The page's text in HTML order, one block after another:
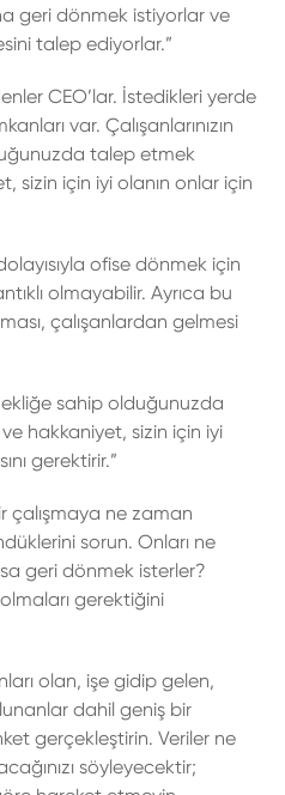
geri dönmek istiyorlar ve
talep ediyorlar.”
CEO’lar. İstedikleri yerde
var. Çalışanlarınızın
talep etmek
sizin için iyi olanın onlar için
ofise dönmek için
olmayabilir. Ayrıca bu
çalışanlardan gelmesi
sahip olduğunuzda
hakkaniyet, sizin için iyi
gerektirir.”
çalışmaya ne zaman
sorun. Onları ne
geri dönmek isterler?
gerektiğini
olan, işe gidip gelen,
dahil geniş bir
gerçekleştirin. Veriler ne
söyleyecektir;